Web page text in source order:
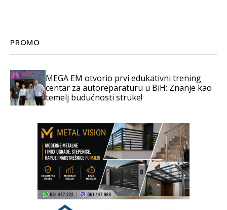
PROMO
MEGA EM otvorio prvi edukativni trening
centar za autoreparaturu u BiH: Znanje kao
temelj budućnosti struke!